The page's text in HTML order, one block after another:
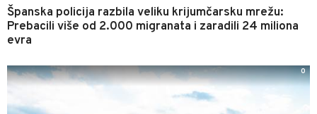
Španska policija razbila veliku krijumčarsku mrežu:
Prebacili više od 2.000 migranata i zaradili 24 miliona
evra
0